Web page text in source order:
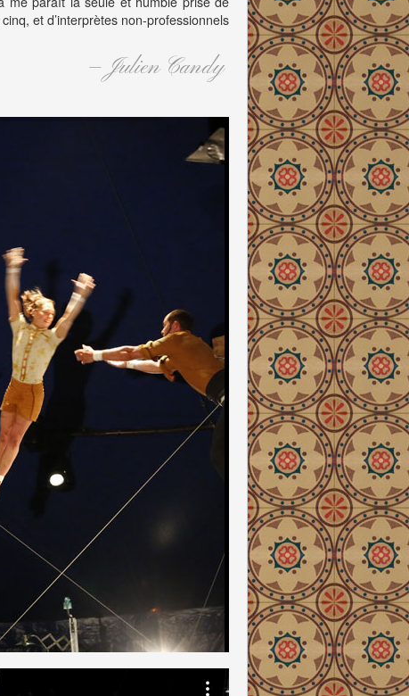
et d’interprètes non-professionnels
Julien Candy